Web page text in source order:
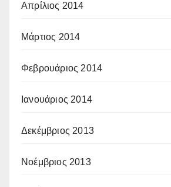
Απρίλιος 2014
Μάρτιος 2014
Φεβρουάριος 2014
Ιανουάριος 2014
Δεκέμβριος 2013
Νοέμβριος 2013